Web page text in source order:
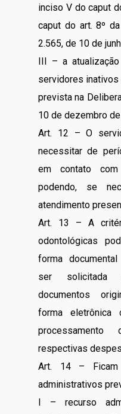
inciso V do caput
caput do art. 8º
2.565, de 10 de
III – a
servidores
prevista na
10 de dezembro
Art. 12 – O
necessitar de
em contato
podendo, se
atendimento
Art. 13 – A
odontológicas
forma
ser solicitada
documentos
forma
respectivas
Art. 14 – Ficam
administrativos
I – recurso